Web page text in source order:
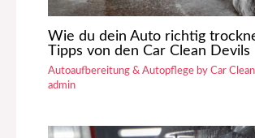
Wie du dein Auto richtig
Tipps von den Car Clean Devils
Autoaufbereitung & Autopflege by Car
admin